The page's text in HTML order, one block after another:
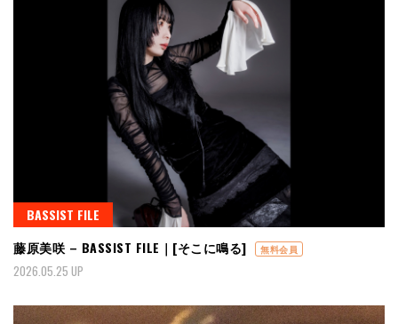
BASSIST FILE
藤原美咲 – BASSIST FILE｜[そこに鳴る]
無料会員
2026.05.25 UP